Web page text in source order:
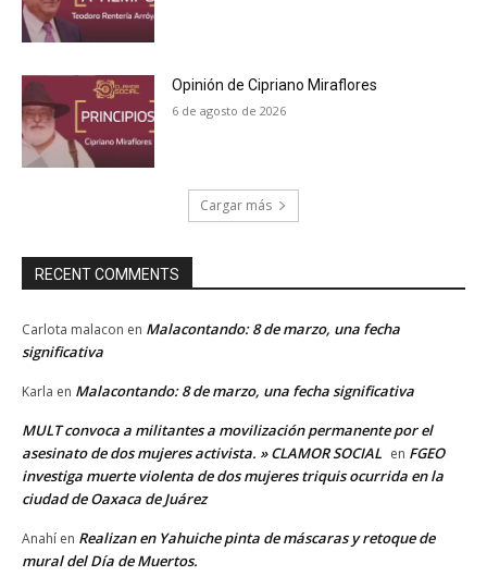
Opinión de Cipriano Miraflores
6 de agosto de 2026
Cargar más
RECENT COMMENTS
Carlota malacon en Malacontando: 8 de marzo, una fecha
significativa
Karla en Malacontando: 8 de marzo, una fecha significativa
MULT convoca a militantes a movilización permanente por el
asesinato de dos mujeres activista. » CLAMOR SOCIAL en FGEO
investiga muerte violenta de dos mujeres triquis ocurrida en la
ciudad de Oaxaca de Juárez
Anahí en Realizan en Yahuiche pinta de máscaras y retoque de
mural del Día de Muertos.